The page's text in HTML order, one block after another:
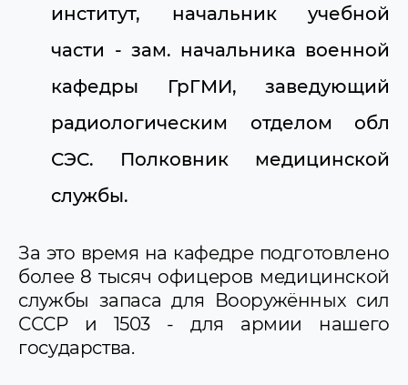
институт, начальник учебной
части - зам. начальника военной
кафедры ГрГМИ, заведующий
радиологическим отделом обл
СЭС. Полковник медицинской
службы.
За это время на кафедре подготовлено
более 8 тысяч офицеров медицинской
службы запаса для Вооружённых cил
СССР и 1503 - для армии нашего
государства.